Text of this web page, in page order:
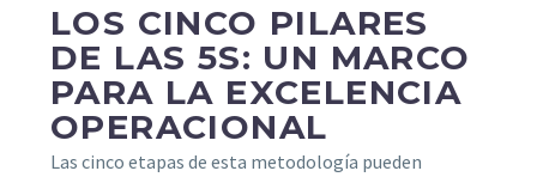
LOS CINCO PILARES
DE LAS 5S: UN MARCO
PARA LA EXCELENCIA
OPERACIONAL
Las cinco etapas de esta metodología pueden